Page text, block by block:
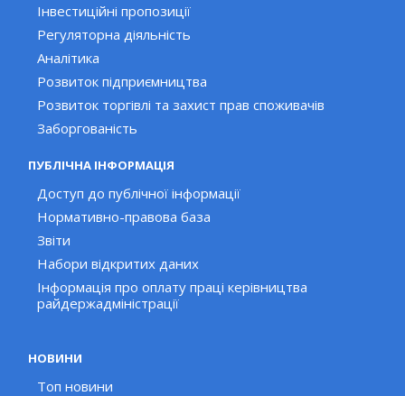
Інвестиційні пропозиції
Регуляторна діяльність
Аналітика
Розвиток підприємництва
Розвиток торгівлі та захист прав споживачів
Заборгованість
ПУБЛІЧНА ІНФОРМАЦІЯ
Доступ до публічної інформації
Нормативно-правова база
Звіти
Набори відкритих даних
Інформація про оплату праці керівництва
райдержадміністрації
НОВИНИ
Топ новини